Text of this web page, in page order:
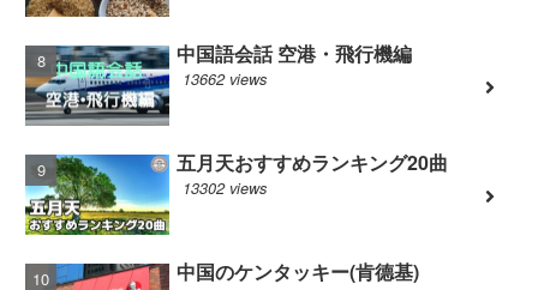
中国語会話 空港・飛行機編
13662 views
五月天おすすめランキング20曲
13302 views
中国のケンタッキー(肯德基)